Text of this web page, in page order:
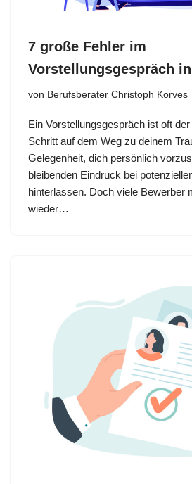
7 große Fehler im
Vorstellungsgespräch
von Berufsberater Christoph Korves
Ein Vorstellungsgespräch ist oft
Schritt auf dem Weg zu deinem
Gelegenheit, dich persönlich
bleibenden Eindruck bei
hinterlassen. Doch viele Bewerber
wieder…